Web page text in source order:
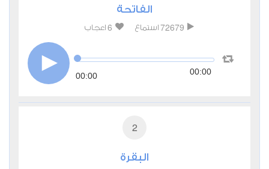
الفاتحة
72679 استماع 6 اعجاب
00:00 00:00
2
البقرة